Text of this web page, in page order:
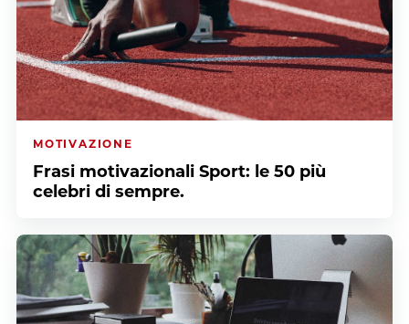
MOTIVAZIONE
Frasi motivazionali Sport: le 50 più
celebri di sempre.